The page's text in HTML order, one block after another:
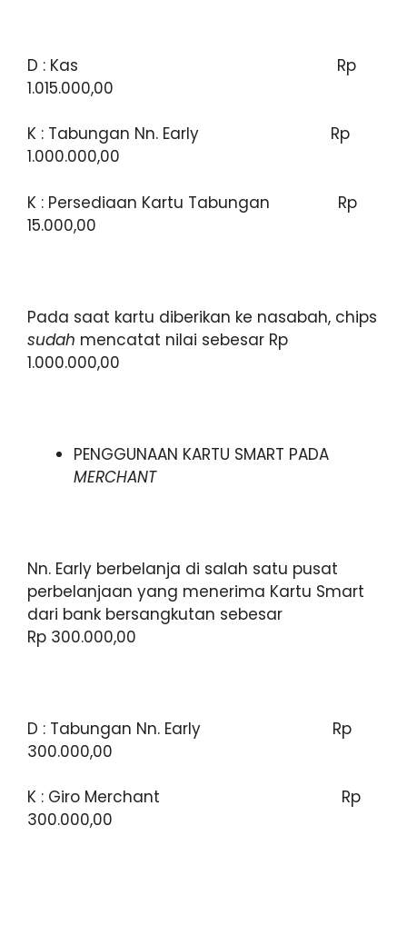
D : Kas Rp
1.015.000,00
K : Tabungan Nn. Early Rp
1.000.000,00
K : Persediaan Kartu Tabungan Rp
15.000,00
Pada saat kartu diberikan ke nasabah, chips
sudah mencatat nilai sebesar Rp
1.000.000,00
PENGGUNAAN KARTU SMART PADA
MERCHANT
Nn. Early berbelanja di salah satu pusat
perbelanjaan yang menerima Kartu Smart
dari bank bersangkutan sebesar
Rp 300.000,00
D : Tabungan Nn. Early Rp
300.000,00
K : Giro Merchant Rp
300.000,00